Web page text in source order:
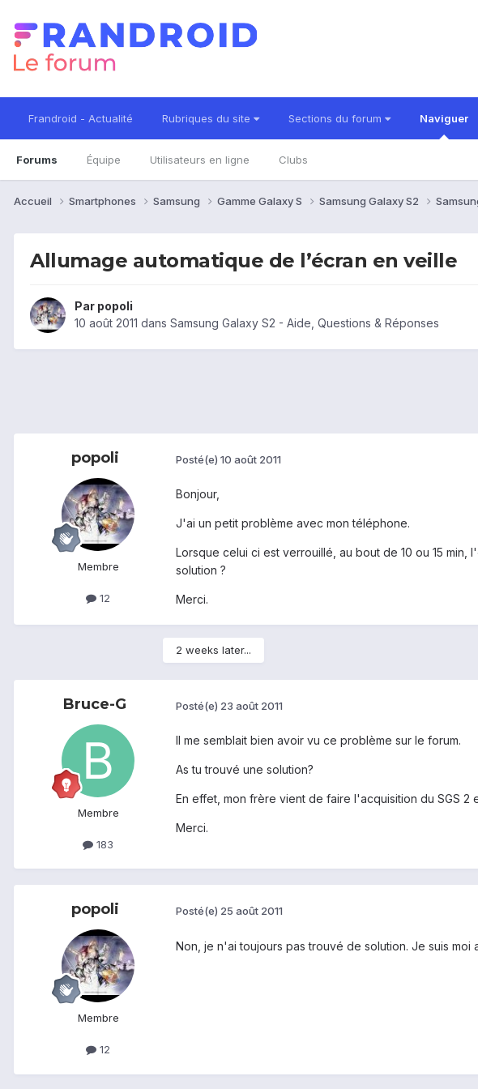
Frandroid - Actualité Rubriques du site Sections du forum Naviguer
Forums Équipe Utilisateurs en ligne Clubs
Accueil Smartphones Samsung Gamme Galaxy S Samsung Galaxy S2
Allumage automatique de l’écran en veille
Par popoli
10 août 2011 dans Samsung Galaxy S2 - Aide, Questions & Réponses
popoli
Membre
12
Posté(e) 10 août 2011
Bonjour,
J'ai un petit problème avec mon téléphone.
Lorsque celui ci est verrouillé, au bout de 10 ou 15
solution ?
Merci.
2 weeks later...
Bruce-G
Membre
183
Posté(e) 23 août 2011
Il me semblait bien avoir vu ce problème sur le forum.
As tu trouvé une solution?
En effet, mon frère vient de faire l'acquisition du SGS
Merci.
popoli
Membre
12
Posté(e) 25 août 2011
Non, je n'ai toujours pas trouvé de solution. Je suis